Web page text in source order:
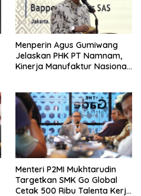
Menperin Agus Gumiwang
Jelaskan PHK PT Namnam,
Kinerja Manufaktur Nasional
Menteri P2MI Mukhtarudin
Targetkan SMK Go Global
Cetak 500 Ribu Talenta Kerja